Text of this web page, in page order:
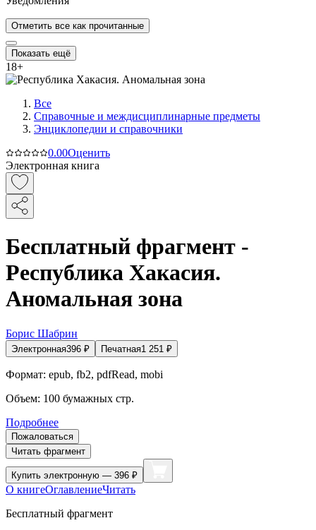
Отметить все как прочитанные
Показать ещё
18+
Все
Справочные и междисциплинарные предметы
Энциклопедии и справочники
0.00Оценить
Электронная книга
Бесплатный фрагмент -
Республика Хакасия.
Аномальная зона
Борис Шабрин
Электронная396 ₽ Печатная1 251 ₽
Формат: epub, fb2, pdfRead, mobi
Объем: 100 бумажных стр.
Подробнее
Пожаловаться
Читать фрагмент
Купить электронную — 396 ₽
О книгеОглавлениеЧитать
Бесплатный фрагмент